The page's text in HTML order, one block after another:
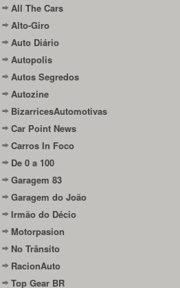
All The Cars
Alto-Giro
Auto Diário
Autopolis
Autos Segredos
Autozine
BizarricesAutomotivas
Car Point News
Carros In Foco
De 0 a 100
Garagem 83
Garagem do João
Irmão do Décio
Motorpasion
No Trânsito
RacionAuto
Top Gear BR